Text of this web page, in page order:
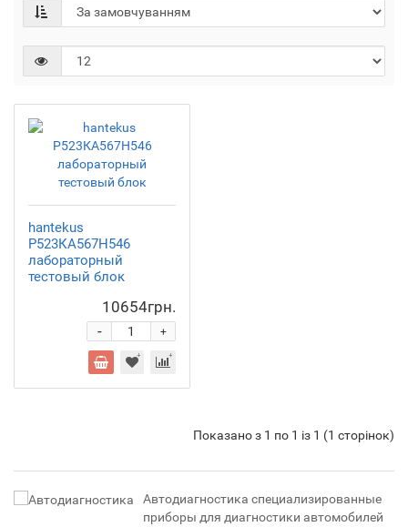
hantekus
Р523КА567Н546
лабораторный
тестовый блок
10654грн.
+
-
Показано з 1 по 1 із 1 (1 сторінок)
Автодиагностика специализированные
приборы для диагностики автомобилей